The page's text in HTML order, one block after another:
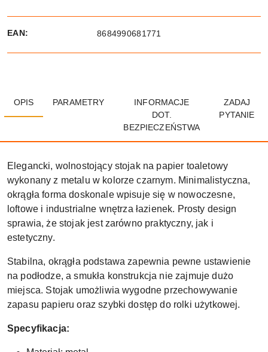
EAN: 8684990681771
OPIS PARAMETRY
INFORMACJE
DOT.
BEZPIECZEŃSTWA
ZADAJ
PYTANIE
Elegancki, wolnostojący stojak na papier toaletowy
wykonany z metalu w kolorze czarnym. Minimalistyczna,
okrągła forma doskonale wpisuje się w nowoczesne,
loftowe i industrialne wnętrza łazienek. Prosty design
sprawia, że stojak jest zarówno praktyczny, jak i
estetyczny.
Stabilna, okrągła podstawa zapewnia pewne ustawienie
na podłodze, a smukła konstrukcja nie zajmuje dużo
miejsca. Stojak umożliwia wygodne przechowywanie
zapasu papieru oraz szybki dostęp do rolki użytkowej.
Specyfikacja: